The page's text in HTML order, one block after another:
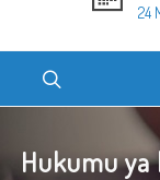
24
Hukumu ya